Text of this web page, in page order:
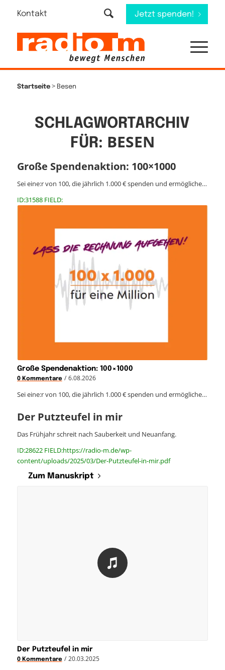
Kontakt Jetzt spenden!
Startseite> Besen
SCHLAGWORTARCHIV
FÜR: BESEN
Große Spendenaktion: 100×1000
Sei eine:r von 100, die jährlich 1.000 € spenden und ermögliche…
ID:31588 FIELD:
Große Spendenaktion: 100×1000
0 Kommentare / 6.08.2026
Sei eine:r von 100, die jährlich 1.000 € spenden und ermögliche…
Der Putzteufel in mir
Das Frühjahr schreit nach Sauberkeit und Neuanfang.
ID:28622 FIELD:https://radio-m.de/wp-
content/uploads/2025/03/Der-Putzteufel-in-mir.pdf
Zum Manuskript
Der Putzteufel in mir
0 Kommentare / 20.03.2025